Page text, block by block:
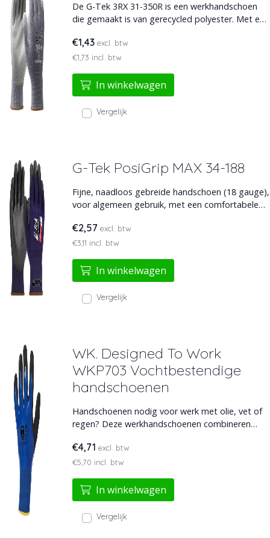
De G-Tek 3RX 31-350R is een werkhandschoen
die gemaakt is van gerecycled polyester. Met een
vingertoppen. Biedt uitstekende grip, flexibiliteit
en draagcomfort voor langdurig en precies werk.
€1,43 excl. btw
€1,73 incl. btw
In winkelwagen
Vergelijk
G-Tek PosiGrip MAX 34-188
Fijne, naadloos gebreide handschoen (18 gauge),
voor algemeen gebruik, met een comfortabele
POSIGRIPMAX-coating op de handpalm en
vingers.
€2,57 excl. btw
€3,11 incl. btw
In winkelwagen
Vergelijk
WK. Designed To Work
WKP703 Vochtbestendige
handschoenen
Handschoenen nodig voor werk met olie, vet of
regen? Deze werkhandschoenen combineren
precisiewerk én gebruiksgemak te garanderen.
Slijtvast en stevig voor langdurig gebruik.
€4,71 excl. btw
€5,70 incl. btw
In winkelwagen
Vergelijk